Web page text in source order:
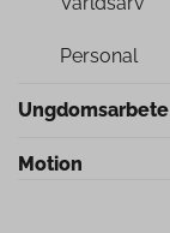
Personal
Ung­dom­sar­be­te
Motion